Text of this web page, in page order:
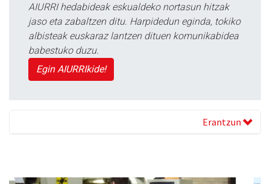
AIURRI hedabideak eskualdeko nortasun hitzak
jaso eta zabaltzen ditu. Harpidedun eginda, tokiko
albisteak euskaraz lantzen dituen komunikabidea
babestuko duzu.
Egin AIURRIkide!
Erantzun